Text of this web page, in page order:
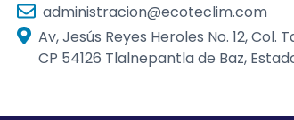
administracion@ecoteclim.com
Av, Jesús Reyes Heroles No. 12, Col.
CP 54126 Tlalnepantla de Baz,